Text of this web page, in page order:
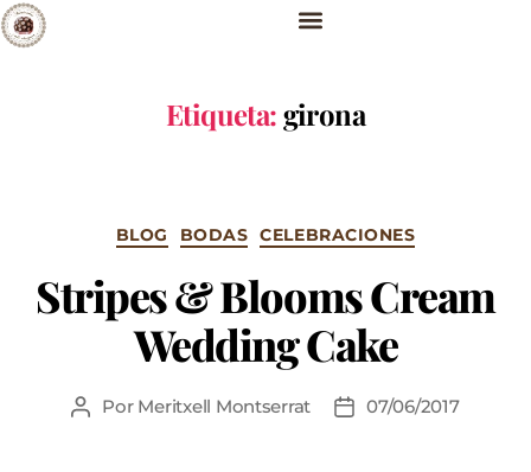
Etiqueta:girona
BLOG BODAS CELEBRACIONES
Stripes & Blooms Cream
Wedding Cake
Por Meritxell Montserrat 07/06/2017